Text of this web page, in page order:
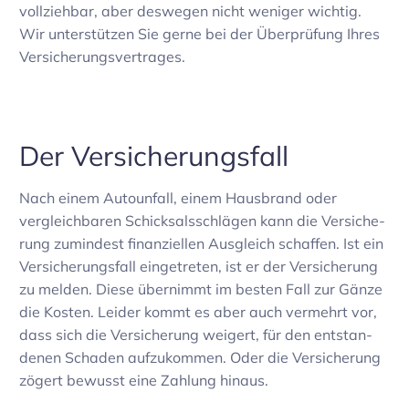
voll­ziehbar, aber deswegen nicht weniger wichtig.
Wir unter­stützen Sie gerne bei der Über­prü­fung Ihres
Versi­che­rungs­ver­trages.
Der Versi­che­rungs­fall
Nach einem Auto­un­fall, einem Haus­brand oder
vergleich­baren Schick­sals­schlägen kann die Versi­che­
rung zumin­dest finan­zi­ellen Ausgleich schaffen. Ist ein
Versi­che­rungs­fall einge­treten, ist er der Versi­che­rung
zu melden. Diese über­nimmt im besten Fall zur Gänze
die Kosten. Leider kommt es aber auch vermehrt vor,
dass sich die Versi­che­rung weigert, für den entstan­
denen Schaden aufzu­kommen. Oder die Versi­che­rung
zögert bewusst eine Zahlung hinaus.